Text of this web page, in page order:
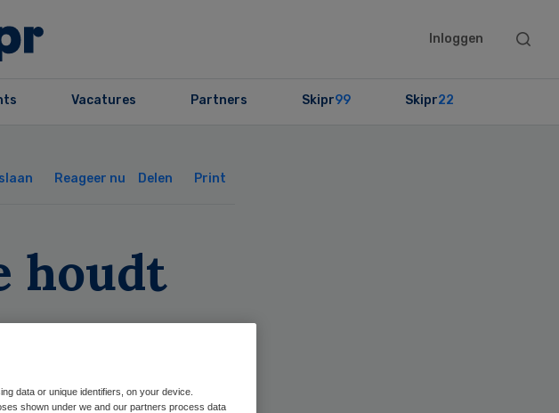
Inloggen
Search
Vacatures Partners Skipr99 Skipr22
Reageer nu Delen Print
houdt
data or unique identifiers, on your device.
shown under we and our partners process data